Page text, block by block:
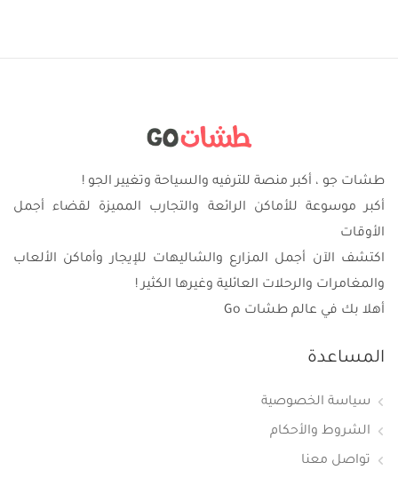
طشات جو ، أكبر منصة للترفيه والسياحة وتغيير الجو !
أكبر موسوعة للأماكن الرائعة والتجارب المميزة لقضاء أجمل
الأوقات
اكتشف الآن أجمل المزارع والشاليهات للإيجار وأماكن الألعاب
والمغامرات والرحلات العائلية وغيرها الكثير !
أهلا بك في عالم طشات Go
المساعدة
سياسة الخصوصية
الشروط والأحكام
تواصل معنا